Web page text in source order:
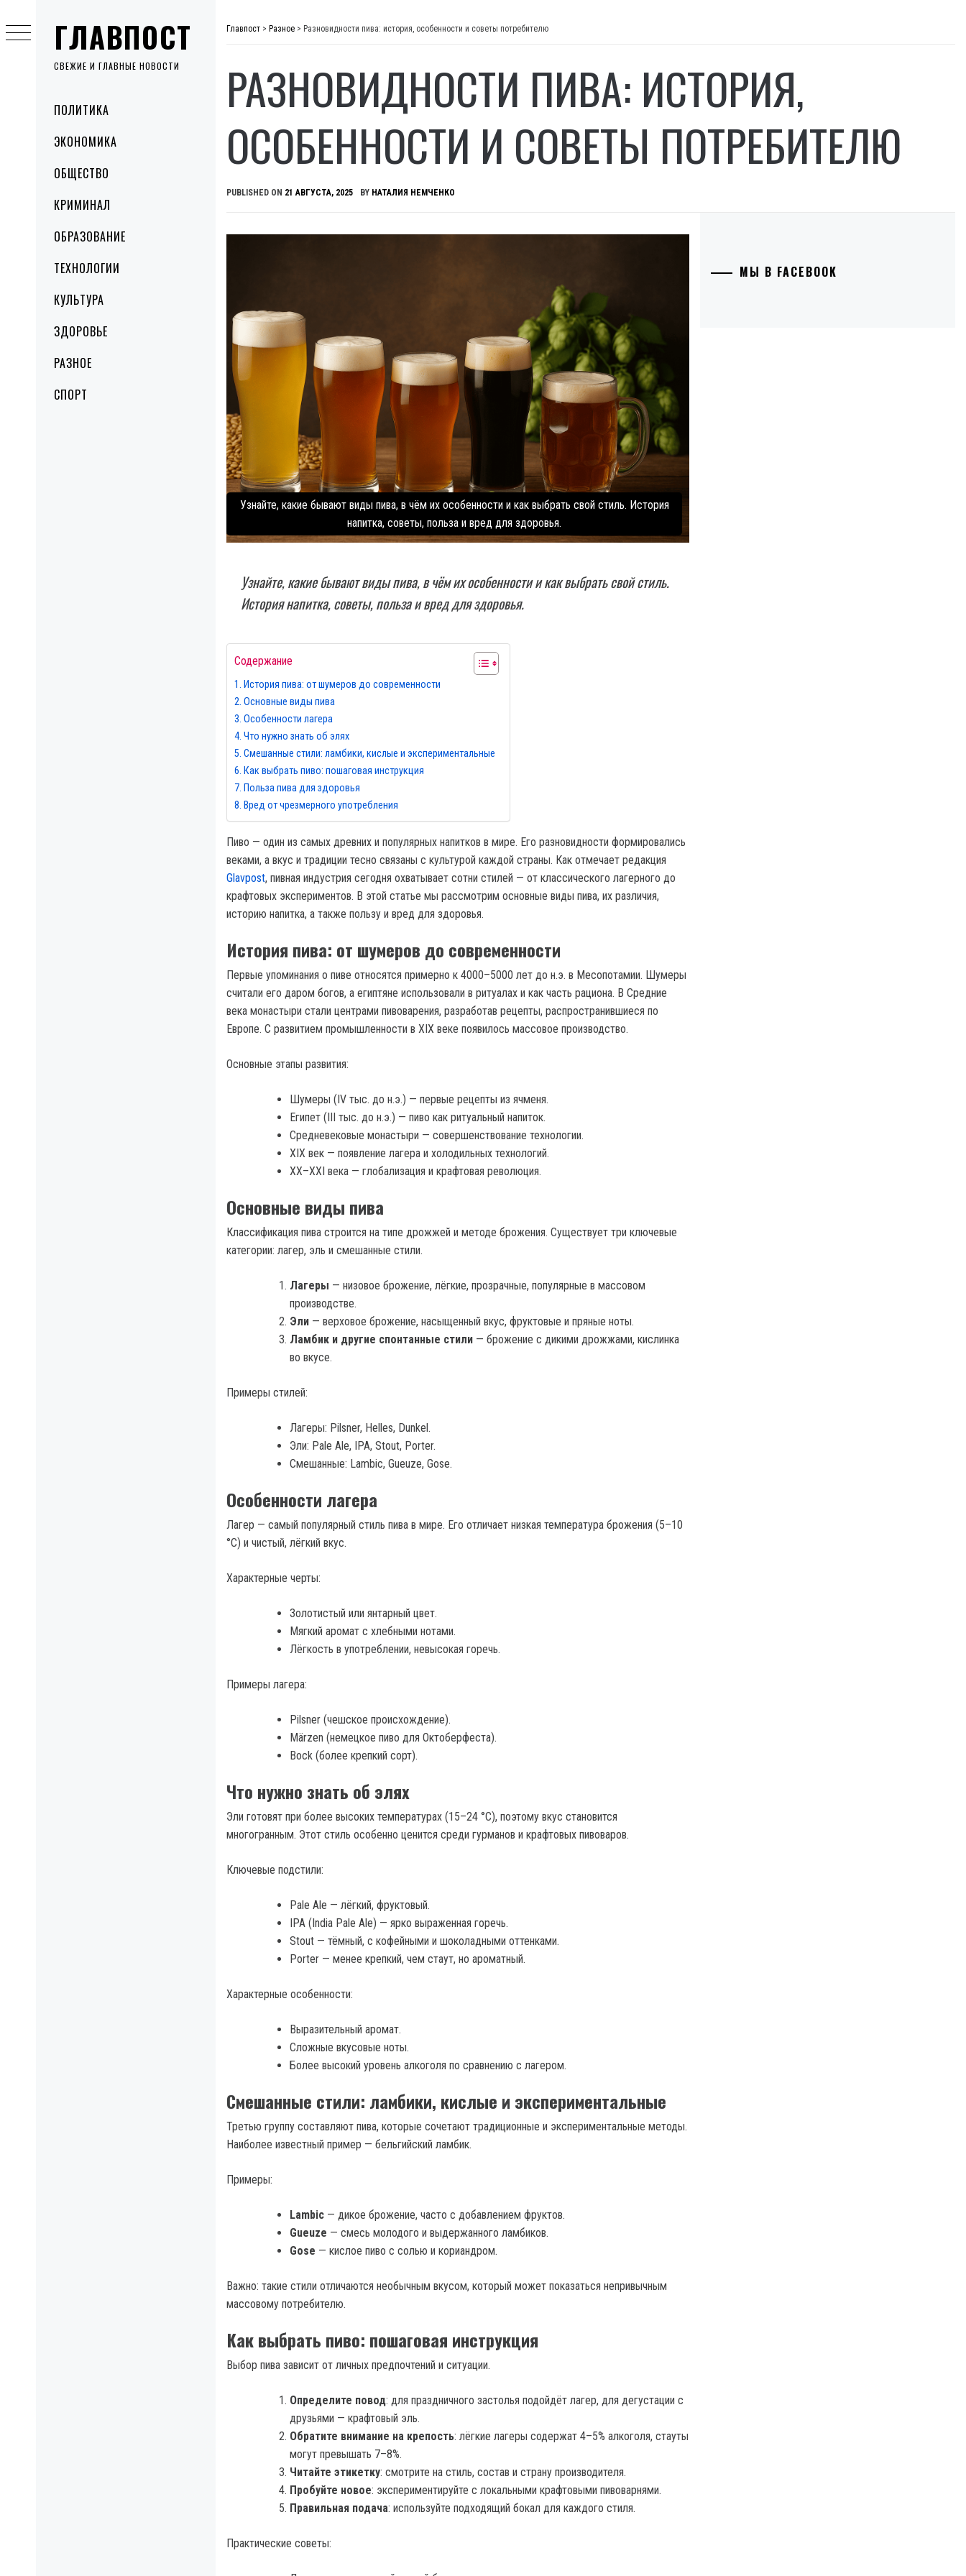
ГЛАВПОСТ
СВЕЖИЕ И ГЛАВНЫЕ НОВОСТИ
MenuПОЛИТИКА
ЭКОНОМИКА
ОБЩЕСТВО
КРИМИНАЛ
ОБРАЗОВАНИЕ
ТЕХНОЛОГИИ
КУЛЬТУРА
ЗДОРОВЬЕ
РАЗНОЕ
СПОРТ
to
content
Главпост > Разное > Разновидности пива: история, особенности и советы потребителю
РАЗНОВИДНОСТИ ПИВА: ИСТОРИЯ,
ОСОБЕННОСТИ И СОВЕТЫ ПОТРЕБИТЕЛЮ
PUBLISHED ON 21 АВГУСТА, 2025 BY НАТАЛИЯ НЕМЧЕНКО
Узнайте, какие бывают виды пива, в чём их особенности и как выбрать свой стиль. История
напитка, советы, польза и вред для здоровья.
Узнайте, какие бывают виды пива, в чём их особенности и как выбрать свой стиль.
История напитка, советы, польза и вред для здоровья.
Содержание
История пива: от шумеров до современности
Основные виды пива
Особенности лагера
Что нужно знать об элях
Смешанные стили: ламбики, кислые и экспериментальные
Как выбрать пиво: пошаговая инструкция
Польза пива для здоровья
Вред от чрезмерного употребления
Пиво — один из самых древних и популярных напитков в мире. Его разновидности формировались
веками, а вкус и традиции тесно связаны с культурой каждой страны. Как отмечает редакция
Glavpost, пивная индустрия сегодня охватывает сотни стилей — от классического лагерного до
крафтовых экспериментов. В этой статье мы рассмотрим основные виды пива, их различия,
историю напитка, а также пользу и вред для здоровья.
История пива: от шумеров до современности
Первые упоминания о пиве относятся примерно к 4000–5000 лет до н.э. в Месопотамии. Шумеры
считали его даром богов, а египтяне использовали в ритуалах и как часть рациона. В Средние
века монастыри стали центрами пивоварения, разработав рецепты, распространившиеся по
Европе. С развитием промышленности в XIX веке появилось массовое производство.
Основные этапы развития:
Шумеры (IV тыс. до н.э.) — первые рецепты из ячменя.
Египет (III тыс. до н.э.) — пиво как ритуальный напиток.
Средневековые монастыри — совершенствование технологии.
XIX век — появление лагера и холодильных технологий.
XX–XXI века — глобализация и крафтовая революция.
Основные виды пива
Классификация пива строится на типе дрожжей и методе брожения. Существует три ключевые
категории: лагер, эль и смешанные стили.
Лагеры — низовое брожение, лёгкие, прозрачные, популярные в массовом
производстве.
Эли — верховое брожение, насыщенный вкус, фруктовые и пряные ноты.
Ламбик и другие спонтанные стили — брожение с дикими дрожжами, кислинка
во вкусе.
Примеры стилей:
Лагеры: Pilsner, Helles, Dunkel.
Эли: Pale Ale, IPA, Stout, Porter.
Смешанные: Lambic, Gueuze, Gose.
Особенности лагера
Лагер — самый популярный стиль пива в мире. Его отличает низкая температура брожения (5–10
°C) и чистый, лёгкий вкус.
Характерные черты:
Золотистый или янтарный цвет.
Мягкий аромат с хлебными нотами.
Лёгкость в употреблении, невысокая горечь.
Примеры лагера:
Pilsner (чешское происхождение).
Märzen (немецкое пиво для Октоберфеста).
Bock (более крепкий сорт).
Что нужно знать об элях
Эли готовят при более высоких температурах (15–24 °C), поэтому вкус становится
многогранным. Этот стиль особенно ценится среди гурманов и крафтовых пивоваров.
Ключевые подстили:
Pale Ale — лёгкий, фруктовый.
IPA (India Pale Ale) — ярко выраженная горечь.
Stout — тёмный, с кофейными и шоколадными оттенками.
Porter — менее крепкий, чем стаут, но ароматный.
Характерные особенности:
Выразительный аромат.
Сложные вкусовые ноты.
Более высокий уровень алкоголя по сравнению с лагером.
Смешанные стили: ламбики, кислые и экспериментальные
Третью группу составляют пива, которые сочетают традиционные и экспериментальные методы.
Наиболее известный пример — бельгийский ламбик.
Примеры:
Lambic — дикое брожение, часто с добавлением фруктов.
Gueuze — смесь молодого и выдержанного ламбиков.
Gose — кислое пиво с солью и кориандром.
Важно: такие стили отличаются необычным вкусом, который может показаться непривычным
массовому потребителю.
Как выбрать пиво: пошаговая инструкция
Выбор пива зависит от личных предпочтений и ситуации.
Определите повод: для праздничного застолья подойдёт лагер, для дегустации с
друзьями — крафтовый эль.
Обратите внимание на крепость: лёгкие лагеры содержат 4–5% алкоголя, стауты
могут превышать 7–8%.
Читайте этикетку: смотрите на стиль, состав и страну производителя.
Пробуйте новое: экспериментируйте с локальными крафтовыми пивоварнями.
Правильная подача: используйте подходящий бокал для каждого стиля.
Практические советы:
МЫ В FACEBOOK